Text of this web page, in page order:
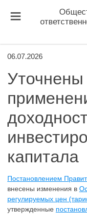
06.07.2026
капитала
Постановлением
внесены изменения в
регулируемых цен
утвержденные